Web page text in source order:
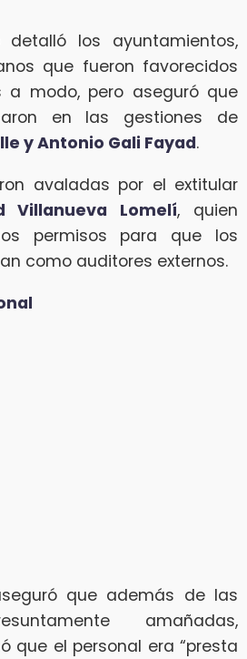
los ayuntamientos,
que fueron favorecidos
a modo, pero aseguró que
en las gestiones de
y Antonio Gali Fayad.
avaladas por el extitular
Villanueva Lomelí, quien
permisos para que los
como auditores externos.
que además de las
amañadas,
que el personal era “presta